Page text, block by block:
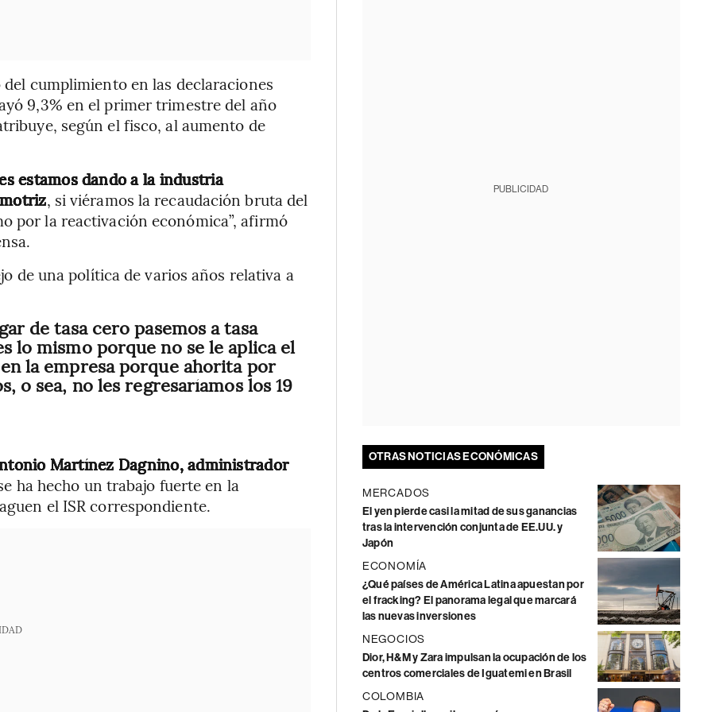
cumplimiento en las declaraciones
9,3% en el primer trimestre del año
según el fisco, al aumento de
estamos dando a la industria
, si viéramos la recaudación bruta del
por la reactivación económica”, afirmó
de una política de varios años relativa a
de tasa cero pasemos a tasa
lo mismo porque no se le aplica el
la empresa porque ahorita por
o sea, no les regresaríamos los 19
Martínez Dagnino, administrador
ha hecho un trabajo fuerte en la
el ISR correspondiente.
PUBLICIDAD
OTRAS NOTICIAS ECONÓMICAS
MERCADOS
El yen pierde casi la mitad de sus ganancias
tras la intervención conjunta de EE.UU. y
Japón
ECONOMÍA
¿Qué países de América Latina apuestan por
el fracking? El panorama legal que marcará
las nuevas inversiones
NEGOCIOS
Dior, H&M y Zara impulsan la ocupación de los
centros comerciales de Iguatemi en Brasil
COLOMBIA